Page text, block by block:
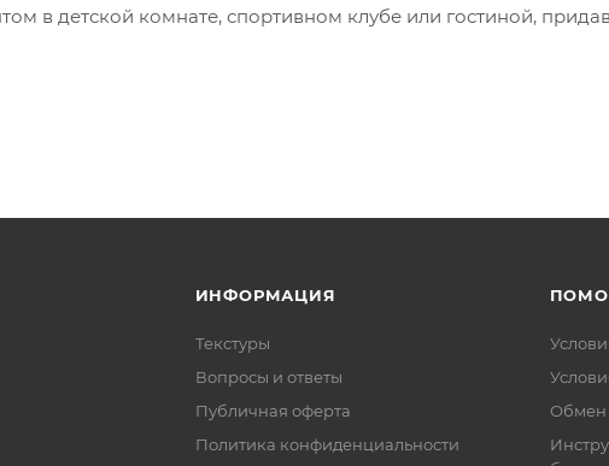
в детской комнате, спортивном клубе или гостиной,
ИНФОРМАЦИЯ
Текстуры
Вопросы и ответы
Публичная оферта
Политика конфиденциальности
Обмен